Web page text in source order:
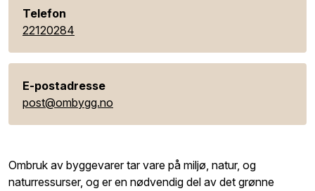
Telefon
22120284
E-postadresse
post@ombygg.no
Ombruk av byggevarer tar vare på miljø, natur, og
naturressurser, og er en nødvendig del av det grønne